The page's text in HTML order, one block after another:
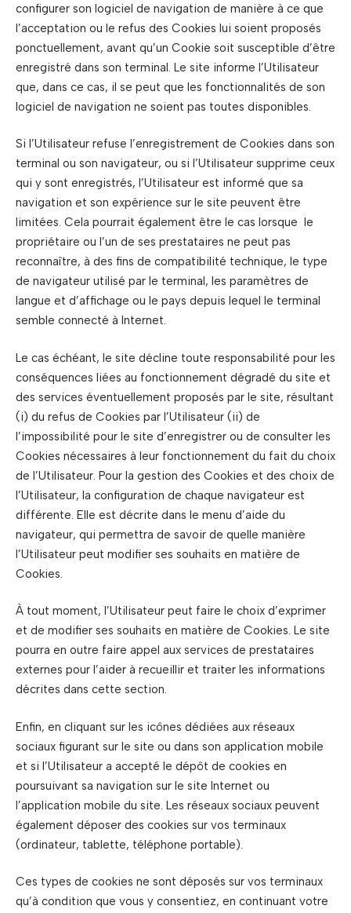
configurer son logiciel de navigation de manière à ce que
l’acceptation ou le refus des Cookies lui soient proposés
ponctuellement, avant qu’un Cookie soit susceptible d’être
enregistré dans son terminal. Le site informe l’Utilisateur
que, dans ce cas, il se peut que les fonctionnalités de son
logiciel de navigation ne soient pas toutes disponibles.
Si l’Utilisateur refuse l’enregistrement de Cookies dans son
terminal ou son navigateur, ou si l’Utilisateur supprime ceux
qui y sont enregistrés, l’Utilisateur est informé que sa
navigation et son expérience sur le site peuvent être
limitées. Cela pourrait également être le cas lorsque le
propriétaire ou l’un de ses prestataires ne peut pas
reconnaître, à des fins de compatibilité technique, le type
de navigateur utilisé par le terminal, les paramètres de
langue et d’affichage ou le pays depuis lequel le terminal
semble connecté à Internet.
Le cas échéant, le site décline toute responsabilité pour les
conséquences liées au fonctionnement dégradé du site et
des services éventuellement proposés par le site, résultant
(i) du refus de Cookies par l’Utilisateur (ii) de
l’impossibilité pour le site d’enregistrer ou de consulter les
Cookies nécessaires à leur fonctionnement du fait du choix
de l’Utilisateur. Pour la gestion des Cookies et des choix de
l’Utilisateur, la configuration de chaque navigateur est
différente. Elle est décrite dans le menu d’aide du
navigateur, qui permettra de savoir de quelle manière
l’Utilisateur peut modifier ses souhaits en matière de
Cookies.
À tout moment, l’Utilisateur peut faire le choix d’exprimer
et de modifier ses souhaits en matière de Cookies. Le site
pourra en outre faire appel aux services de prestataires
externes pour l’aider à recueillir et traiter les informations
décrites dans cette section.
Enfin, en cliquant sur les icônes dédiées aux réseaux
sociaux figurant sur le site ou dans son application mobile
et si l’Utilisateur a accepté le dépôt de cookies en
poursuivant sa navigation sur le site Internet ou
l’application mobile du site. Les réseaux sociaux peuvent
également déposer des cookies sur vos terminaux
(ordinateur, tablette, téléphone portable).
Ces types de cookies ne sont déposés sur vos terminaux
qu’à condition que vous y consentiez, en continuant votre